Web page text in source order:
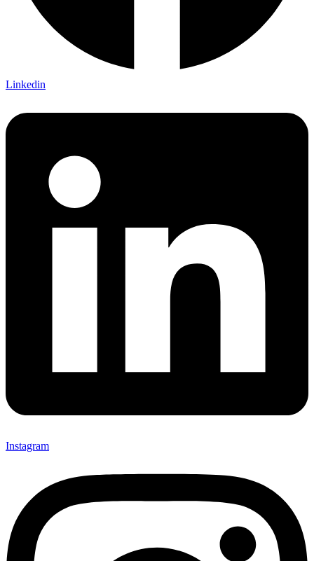
Linkedin
Instagram